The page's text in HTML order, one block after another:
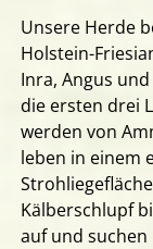
Unsere Herde
Holstein-
Inra, Angus
die ersten drei
werden von
leben in einem
Kälberschlupf
auf und